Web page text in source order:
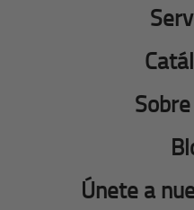
Únete a